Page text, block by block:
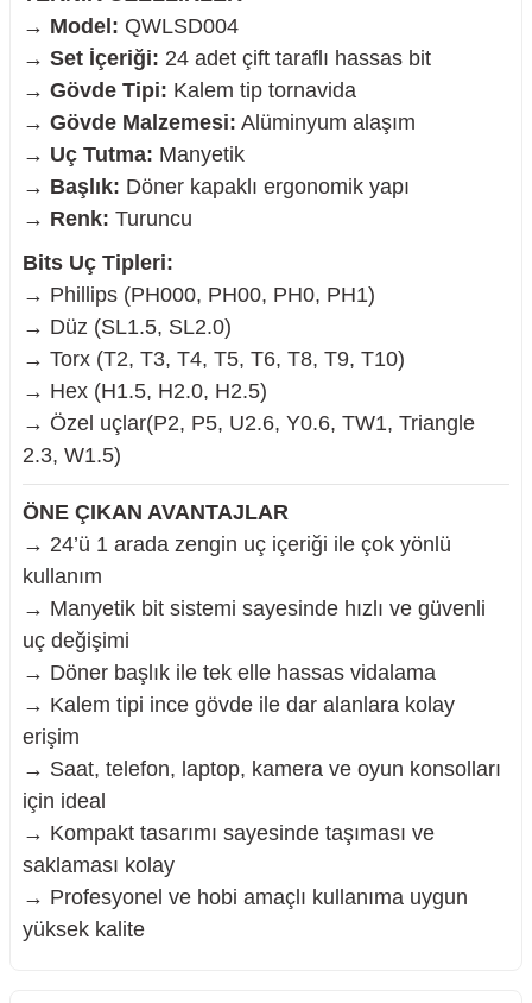
→ Model: QWLSD004
→ Set İçeriği: 24 adet çift taraflı hassas bit
→ Gövde Tipi: Kalem tip tornavida
→ Gövde Malzemesi: Alüminyum alaşım
→ Uç Tutma: Manyetik
→ Başlık: Döner kapaklı ergonomik yapı
→ Renk: Turuncu
Bits Uç Tipleri:
→ Phillips (PH000, PH00, PH0, PH1)
→ Düz (SL1.5, SL2.0)
→ Torx (T2, T3, T4, T5, T6, T8, T9, T10)
→ Hex (H1.5, H2.0, H2.5)
→ Özel uçlar(P2, P5, U2.6, Y0.6, TW1, Triangle
2.3, W1.5)
ÖNE ÇIKAN AVANTAJLAR
→ 24’ü 1 arada zengin uç içeriği ile çok yönlü
kullanım
→ Manyetik bit sistemi sayesinde hızlı ve güvenli
uç değişimi
→ Döner başlık ile tek elle hassas vidalama
→ Kalem tipi ince gövde ile dar alanlara kolay
erişim
→ Saat, telefon, laptop, kamera ve oyun konsolları
için ideal
→ Kompakt tasarımı sayesinde taşıması ve
saklaması kolay
→ Profesyonel ve hobi amaçlı kullanıma uygun
yüksek kalite